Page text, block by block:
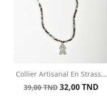
Collier Artisanal En Strass...
Prix
39,00 TND Prix
32,00 TND